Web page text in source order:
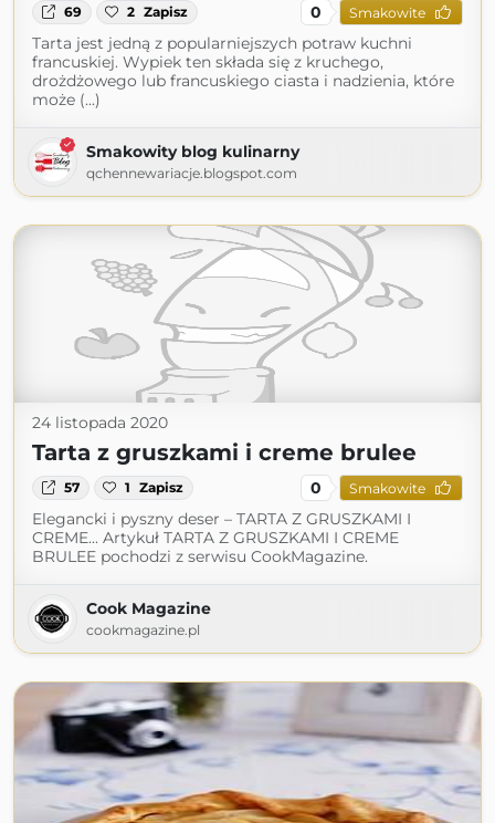
69 2 Zapisz 0 Smakowite
Tarta jest jedną z popularniejszych potraw kuchni
francuskiej. Wypiek ten składa się z kruchego,
drożdżowego lub francuskiego ciasta i nadzienia, które
może (...)
Smakowity blog kulinarny
qchennewariacje.blogspot.com
24 listopada 2020
Tarta z gruszkami i creme brulee
57 1 Zapisz 0 Smakowite
Elegancki i pyszny deser – TARTA Z GRUSZKAMI I
CREME... Artykuł TARTA Z GRUSZKAMI I CREME
BRULEE pochodzi z serwisu CookMagazine.
Cook Magazine
cookmagazine.pl